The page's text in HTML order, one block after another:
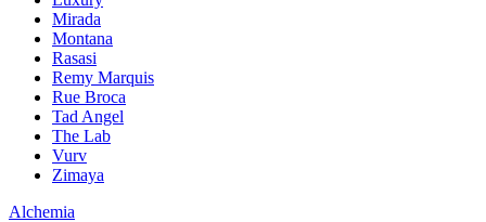
Mirada
Montana
Rasasi
Remy Marquis
Rue Broca
Tad Angel
The Lab
Vurv
Zimaya
Alchemia